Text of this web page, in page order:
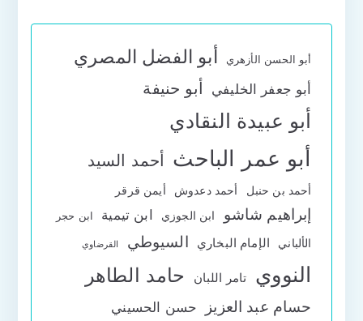
أبو الحسن الأزهري أبو الفضل المصري
أبو جعفر الخليفي أبو حنيفة
أبو عبيدة النقادي
أبو عمر الباحث أحمد السيد
أحمد بن حنبل أحمد دعدوش أيمن قرقر
إبراهيم شاشو ابن الجوزي ابن تيمية ابن حجر
الألباني الإمام البخاري السيوطي القرضاوي
النووي تامر اللبان حامد الطاهر
حسام عبد العزيز حسن الحسيني